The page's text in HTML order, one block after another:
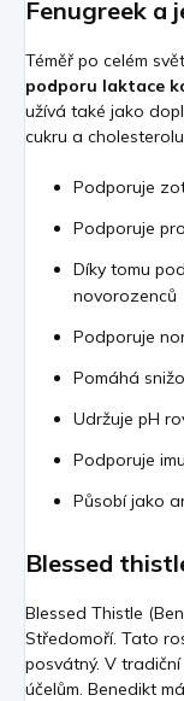
Fenugreek a
Téměř po celém
podporu laktace
užívá také jako
cukru a
Podporuje
Podporuje
Díky tomu
novorozenců
Podporuje
Pomáhá
Udržuje pH
Podporuje
Působí jako
Blessed
Blessed Thistle
Středomoří. Tato
posvátný. V
účelům. Benedikt